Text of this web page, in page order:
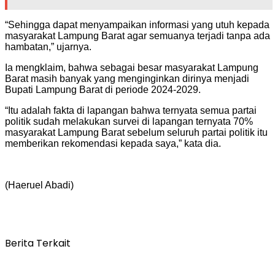
“Sehingga dapat menyampaikan informasi yang utuh kepada
masyarakat Lampung Barat agar semuanya terjadi tanpa ada
hambatan,” ujarnya.
Ia mengklaim, bahwa sebagai besar masyarakat Lampung
Barat masih banyak yang menginginkan dirinya menjadi
Bupati Lampung Barat di periode 2024-2029.
“Itu adalah fakta di lapangan bahwa ternyata semua partai
politik sudah melakukan survei di lapangan ternyata 70%
masyarakat Lampung Barat sebelum seluruh partai politik itu
memberikan rekomendasi kepada saya,” kata dia.
(Haeruel Abadi)
Berita Terkait